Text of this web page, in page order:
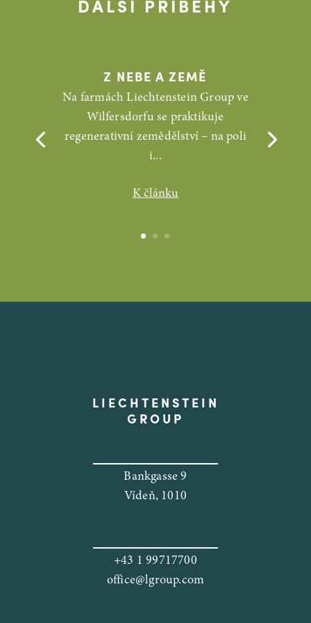
DALŠÍ PŘÍBĚHY
Z NEBE A ZEMĚ
Na farmách Liechtenstein Group ve
Wilfersdorfu se praktikuje
regenerativní zemědělství – na poli
i...
K článku
LIECHTENSTEIN
GROUP
Bankgasse 9
Vídeň, 1010
+43 1 99717700
office@lgroup.com